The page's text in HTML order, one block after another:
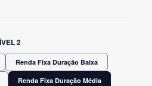
2
Renda Fixa Duração Baixa
Renda Fixa Duração Média